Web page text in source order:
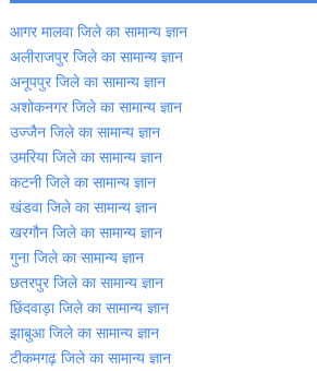
आगर मालवा जिले का सामान्‍य ज्ञान
अलीराजपुर जिले का सामान्‍य ज्ञान
अनूपपुर जिले का सामान्‍य ज्ञान
अशोकनगर जिले का सामान्‍य ज्ञान
उज्‍जैन जिले का सामान्‍य ज्ञान
उमरिया जिले का सामान्‍य ज्ञान
कटनी जिले का सामान्‍य ज्ञान
खंडवा जिले का सामान्‍य ज्ञान
खरगौन जिले का सामान्‍य ज्ञान
गुना जिले का सामान्‍य ज्ञान
छतरपुर जिले का सामान्‍य ज्ञान
छिंदवाड़ा जिले का सामान्‍य ज्ञान
झाबुआ जिले का सामान्‍य ज्ञान
टीकमगढ़ जिले का सामान्‍य ज्ञान